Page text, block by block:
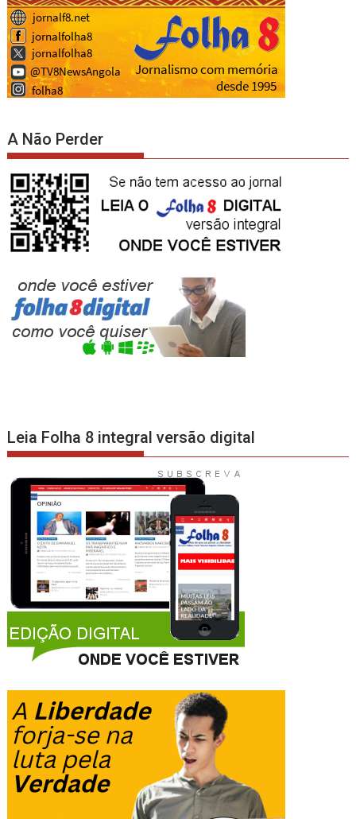
A Não Perder
Leia Folha 8 integral versão digital